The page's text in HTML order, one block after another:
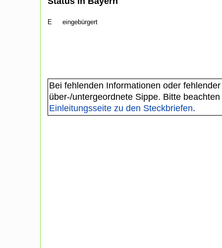
E eingebürgert
Bei fehlenden Informationen oder
über-/untergeordnete Sippe. Bitte
Einleitungsseite zu den Steckbriefen.